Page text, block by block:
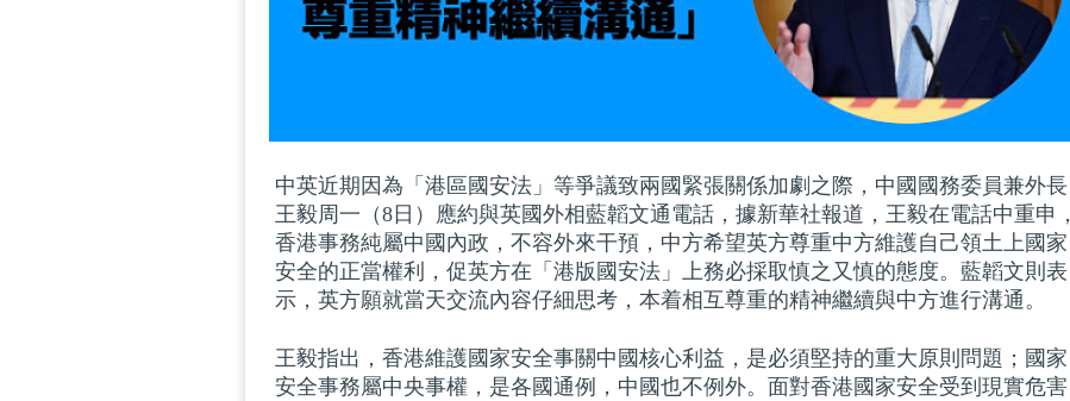
中英近期因為「港區國安法」等爭議致兩國緊張關係加劇之際，中國國務委員兼外長
王毅周一（8日）應約與英國外相藍韜文通電話，據新華社報道，王毅在電話中重申，
香港事務純屬中國內政，不容外來干預，中方希望英方尊重中方維護自己領土上國家
安全的正當權利，促英方在「港版國安法」上務必採取慎之又慎的態度。藍韜文則表
示，英方願就當天交流內容仔細思考，本着相互尊重的精神繼續與中方進行溝通。
王毅指出，香港維護國家安全事關中國核心利益，是必須堅持的重大原則問題；國家
安全事務屬中央事權，是各國通例，中國也不例外。面對香港國家安全受到現實危害